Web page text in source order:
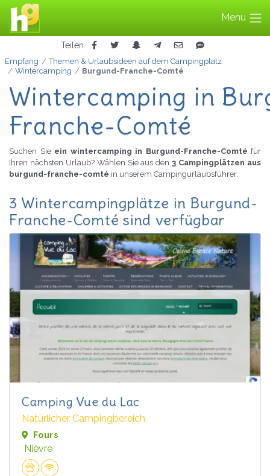
Menu
Teilen
Empfang
Themen & Urlaubsideen auf dem Campingplatz
Wintercamping
Burgund-Franche-Comté
Wintercamping in
Franche-Comté
Suchen Sie ein wintercamping in Burgund-Franche-Comté für
Ihren nächsten Urlaub? Wählen Sie aus den3 Campingplätzen aus
burgund-franche-comté in unserem Campingurlaubsführer.
3 Wintercampingplätze in Burgund-
Franche-Comté sind verfügbar
Camping Vue du Lac
Natürlicher Campingbereich
Fours
Nièvre